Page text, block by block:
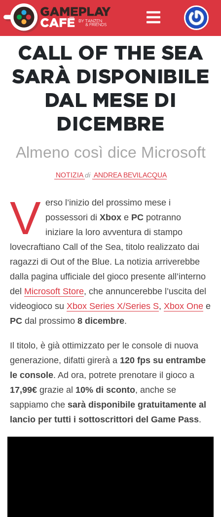
CALL OF THE SEA
SARÀ DISPONIBILE
DAL MESE DI
DICEMBRE
Almeno così dice Microsoft
NOTIZIA di ANDREA BEVILACQUA
V erso l’inizio del prossimo mese i
possessori diXbox e PC potranno
iniziare la loro avventura di stampo
lovecraftiano Call of the Sea, titolo realizzato dai
ragazzi di Out of the Blue. La notizia arriverebbe
dalla pagina ufficiale del gioco presente all’interno
del Microsoft Store, che annuncerebbe l’uscita del
videogioco su Xbox Series X/Series S, Xbox One e
PC dal prossimo 8 dicembre.
Il titolo, è già ottimizzato per le console di nuova
generazione, difatti girerà a 120 fps su entrambe
le console. Ad ora, potrete prenotare il gioco a
17,99€ grazie al 10% di sconto, anche se
sappiamo che sarà disponibile gratuitamente al
lancio per tutti i sottoscrittori del Game Pass.